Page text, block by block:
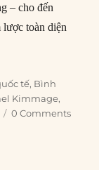
– cho đến
lược toàn diện
sẽ biến lệnh ngừng
tế, Bình
Kimmage,
0 Comments